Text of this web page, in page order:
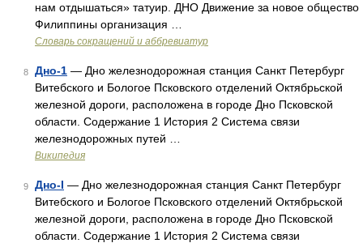
нам отдышаться» татуир. ДНО Движение за новое общество
Филиппины организация …
Словарь сокращений и аббревиатур
8 Дно-1 — Дно железнодорожная станция Санкт Петербург
Витебского и Бологое Псковского отделений Октябрьской
железной дороги, расположена в городе Дно Псковской
области. Содержание 1 История 2 Система связи
железнодорожных путей …
Википедия
9 Дно-I — Дно железнодорожная станция Санкт Петербург
Витебского и Бологое Псковского отделений Октябрьской
железной дороги, расположена в городе Дно Псковской
области. Содержание 1 История 2 Система связи